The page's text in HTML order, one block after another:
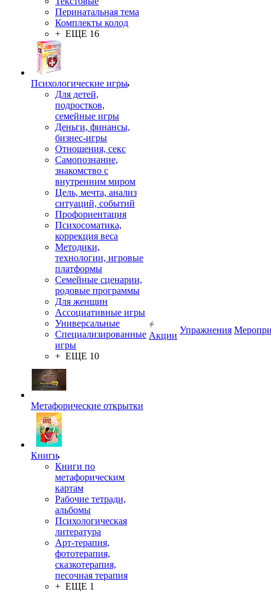
Перинатальная тема
Комплекты колод
+ ЕЩЕ 16
Психологические игры
Для детей,
подростков,
семейные игры
Деньги, финансы,
бизнес-игры
Отношения, секс
Самопознание,
знакомство с
внутренним миром
Цель, мечта, анализ
ситуаций, событий
Профориентация
Психосоматика,
коррекция веса
Методики,
технологии, игровые
платформы
Семейные сценарии,
родовые программы
Для женщин
Ассоциативные игры
Универсальные
Специализированные
игры
+ ЕЩЕ 10
Метафорические открытки
Книги
Книги по
метафорическим
картам
Рабочие тетради,
альбомы
Психологическая
литература
Арт-терапия,
фототерапия,
сказкотерапия,
песочная терапия
+ ЕЩЕ 1
Акции
Упражнения